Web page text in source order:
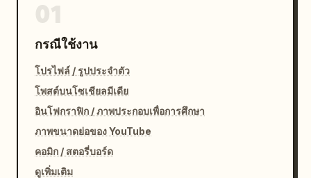
กรณีใช้งาน
โปรไฟล์ / รูปประจำตัว
โพสต์บนโซเชียลมีเดีย
อินโฟกราฟิก / ภาพประกอบเพื่อการศึกษา
ภาพขนาดย่อของ YouTube
คอมิก / สตอรี่บอร์ด
ดูเพิ่มเติม